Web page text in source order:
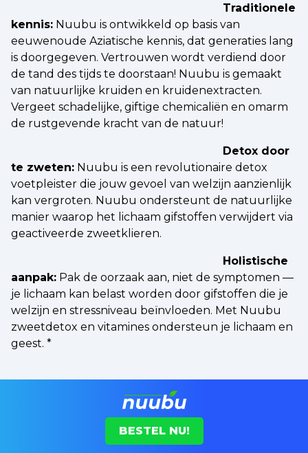
Traditionele
kennis: Nuubu is ontwikkeld op basis van
eeuwenoude Aziatische kennis, dat generaties lang
is doorgegeven. Vertrouwen wordt verdiend door
de tand des tijds te doorstaan! Nuubu is gemaakt
van natuurlijke kruiden en kruidenextracten.
Vergeet schadelijke, giftige chemicaliën en omarm
de rustgevende kracht van de natuur!
Detox door
te zweten: Nuubu is een revolutionaire detox
voetpleister die jouw gevoel van welzijn aanzienlijk
kan vergroten. Nuubu ondersteunt de natuurlijke
manier waarop het lichaam gifstoffen verwijdert via
geactiveerde zweetklieren.
Holistische
aanpak: Pak de oorzaak aan, niet de symptomen —
je lichaam kan belast worden door gifstoffen die je
welzijn en stressniveau beïnvloeden. Met Nuubu
zweetdetox en vitamines ondersteun je lichaam en
geest. *
BESTEL NU!